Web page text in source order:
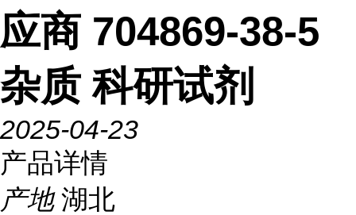
应商 704869-38-5
杂质 科研试剂
2025-04-23
产品详情
产地 湖北